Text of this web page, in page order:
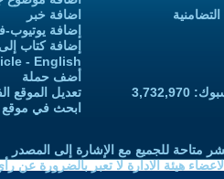
اضافة خبر
إضافة
إضافة كتاب
- English
أضف حملة
تعديل الموقع
ابحث في موقع
متاحة للجميع مع الإشارة إلى المصدر
هيئة الادارة لا تعبر بالضرورة عن